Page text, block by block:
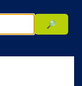
🔎